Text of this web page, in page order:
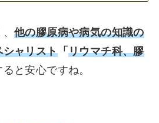
他の膠原病や病気の知識の
シャリスト「 リウマチ科、膠
ると安心ですね。